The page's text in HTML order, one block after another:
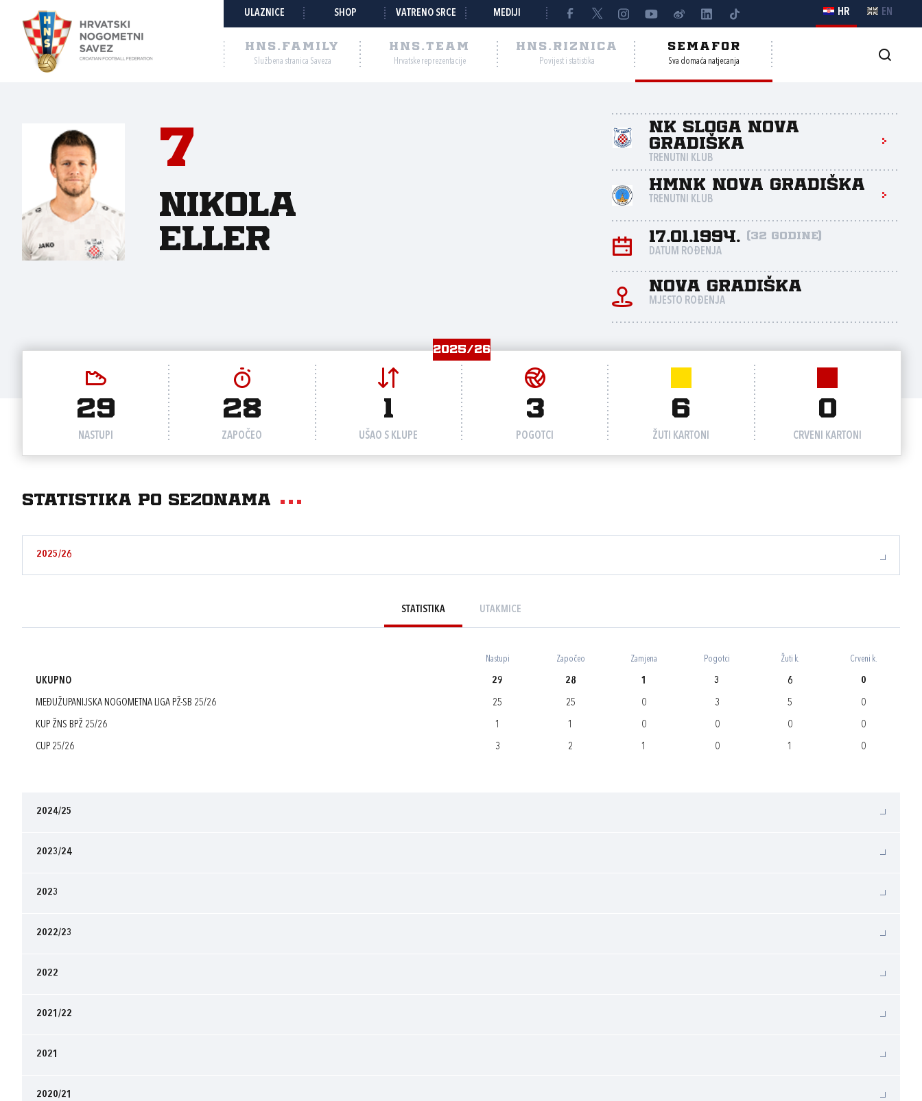
ULAZNICE SHOP VATRENO SRCE MEDIJI HR EN
HNS.FAMILY
Službena stranica Saveza
HNS.TEAM
Hrvatske reprezentacije
HNS.RIZNICA
Povijest i statistika
SEMAFOR
Sva domaća natjecanja
7
Nikola
Eller
NK Sloga Nova
Gradiška
TRENUTNI KLUB
HMNK Nova Gradiška
TRENUTNI KLUB
17.01.1994. (32 godine)
DATUM ROĐENJA
Nova Gradiška
MJESTO ROĐENJA
2025/26
29
NASTUPI
28
ZAPOČEO
1
UŠAO S KLUPE
3
POGOTCI
6
ŽUTI KARTONI
0
CRVENI KARTONI
Statistika po sezonama
2025/26
STATISTIKA UTAKMICE
Nastupi Započeo Zamjena Pogotci Žuti k. Crveni k.
UKUPNO 29 28 1 3 6 0
MEĐUŽUPANIJSKA NOGOMETNA LIGA PŽ-SB 25/26 25 25 0 3 5 0
KUP ŽNS BPŽ 25/26 1 1 0 0 0 0
CUP 25/26 3 2 1 0 1 0
2024/25
2023/24
2023
2022/23
2022
2021/22
2021
2020/21